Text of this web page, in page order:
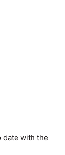
date with the